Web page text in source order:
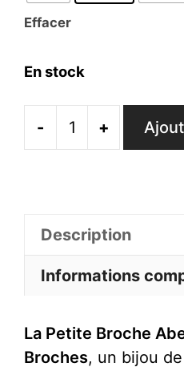
Effacer
En stock
-
quantité
Abeille
+
Description
Informations
La Petite Broche
Broches, un bijou de